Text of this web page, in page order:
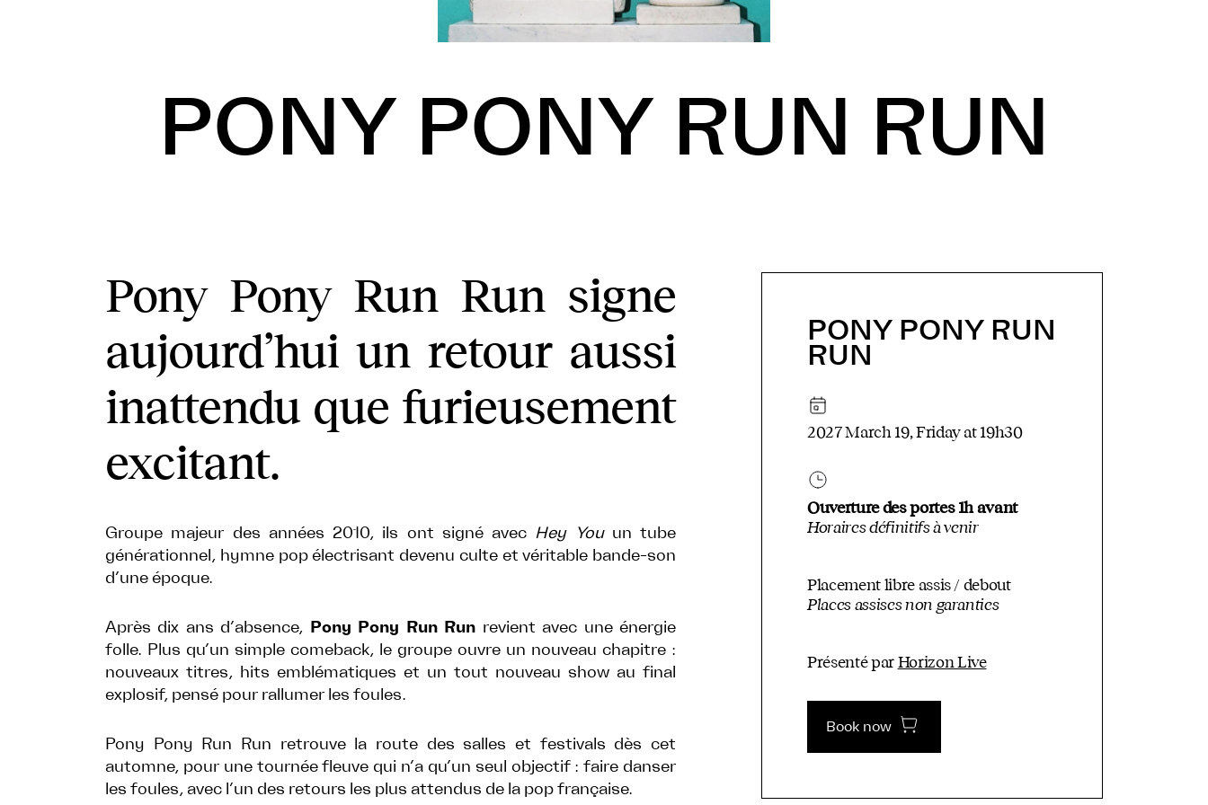
PONY PONY RUN RUN
Pony Pony Run Run signe
aujourd’hui un retour aussi
inattendu que furieusement
excitant.
Groupe majeur des années 2010, ils ont signé avec Hey Youun tube
générationnel, hymne pop électrisant devenu culte et véritable bande-son
d’une époque.
Après dix ans d’absence, Pony Pony Run Run revient avec une énergie
folle. Plus qu’un simple comeback, le groupe ouvre un nouveau chapitre :
nouveaux titres, hits emblématiques et un tout nouveau show au final
explosif, pensé pour rallumer les foules.
Pony Pony Run Run retrouve la route des salles et festivals dès cet
automne, pour une tournée fleuve qui n’a qu’un seul objectif : faire danser
les foules, avec l’un des retours les plus attendus de la pop française.
PONY PONY RUN
RUN
2027 March 19, Friday at 19h30
Ouverture des portes 1h avant
Horaires définitifs à venir
Placement libre assis / debout
Places assises non garanties
Présenté par Horizon Live
Book now